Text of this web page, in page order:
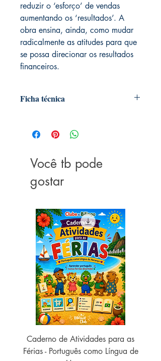
reduzir o ‘esforço’ de vendas
aumentando os ‘resultados’. A
obra ensina, ainda, como mudar
radicalmente as atitudes para que
se possa direcionar os resultados
financeiros.
Ficha técnica
Editora ‏ : ‎ Alta Books (January 1,
2017)
ISBN ‏ : ‎ 978-8550801070
Peso ‏ : ‎ 9.2 ounces
Você tb pode
gostar
Caderno de Atividades para as
Férias - Português como Língua de